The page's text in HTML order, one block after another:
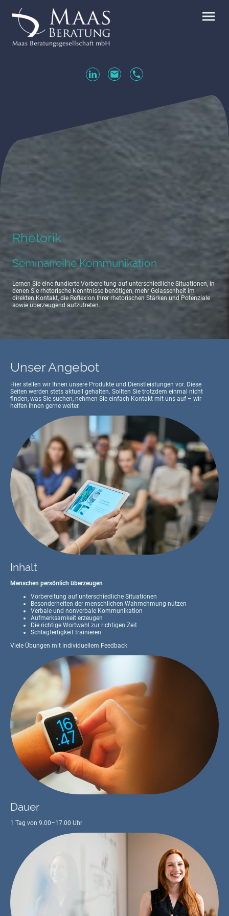
Rhetorik
Seminarreihe Kommunikation
Lernen Sie eine fundierte Vorbereitung auf unterschiedliche Situationen, in
denen Sie rhetorische Kenntnisse benötigen, mehr Gelassenheit im
direkten Kontakt, die Reflexion Ihrer rhetorischen Stärken und Potenziale
sowie überzeugend aufzutreten.
Unser Angebot
Hier stellen wir Ihnen unsere Produkte und Dienstleistungen vor. Diese
Seiten werden stets aktuell gehalten. Sollten Sie trotzdem einmal nicht
finden, was Sie suchen, nehmen Sie einfach Kontakt mit uns auf – wir
helfen Ihnen gerne weiter.
Inhalt
Menschen persönlich überzeugen
Vorbereitung auf unterschiedliche Situationen
Besonderheiten der menschlichen Wahrnehmung nutzen
Verbale und nonverbale Kommunikation
Aufmerksamkeit erzeugen
Die richtige Wortwahl zur richtigen Zeit
Schlagfertigkeit trainieren
Viele Übungen mit individuellem Feedback
Dauer
1 Tag von 9.00–17.00 Uhr